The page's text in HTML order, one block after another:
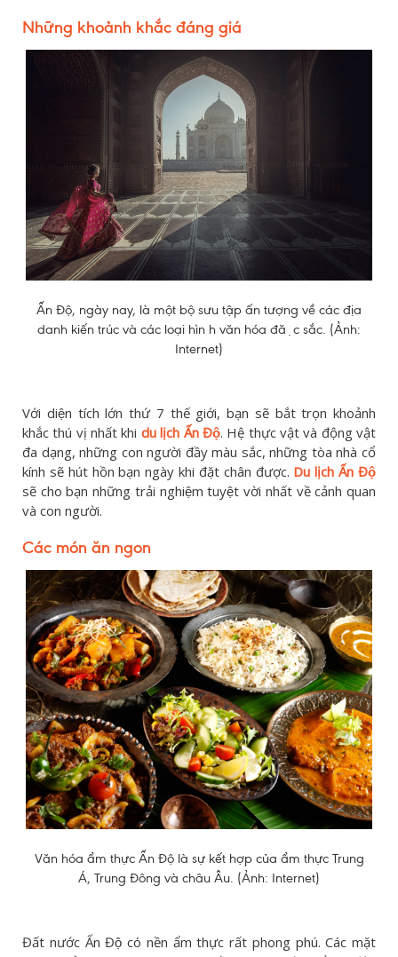
Những khoảnh khắc đáng giá
Ấn Độ, ngày nay, là một bộ sưu tập ấn tượng về các địa
danh kiến trúc và các loại hìn h văn hóa đặc sắc. (Ảnh:
Internet)
Với diện tích lớn thứ 7 thế giới, bạn sẽ bắt trọn khoảnh
khắc thú vị nhất khi du lịch Ấn Độ. Hệ thực vật và động vật
đa dạng, những con người đầy màu sắc, những tòa nhà cổ
kính sẽ hút hồn bạn ngày khi đặt chân được. Du lịch Ấn Độ
sẽ cho bạn những trải nghiệm tuyệt vời nhất về cảnh quan
và con người.
Các món ăn ngon
Văn hóa ẩm thực Ấn Độ là sự kết hợp của ẩm thực Trung
Á, Trung Đông và châu Âu. (Ảnh: Internet)
Đất nước Ấn Độ có nền ẩm thực rất phong phú. Các mặt